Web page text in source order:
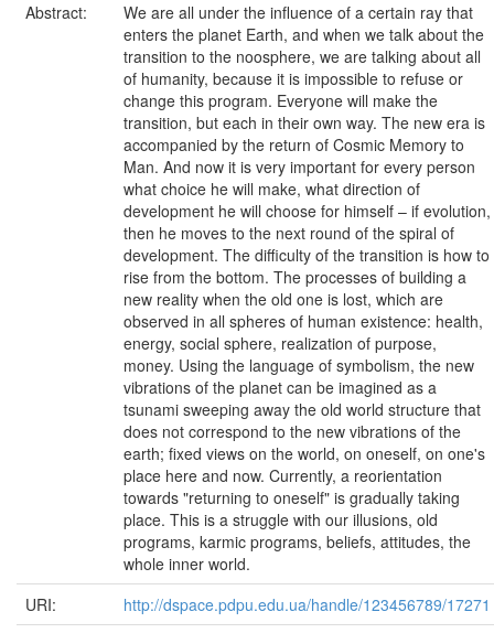
Abstract:
We are all under the influence of a certain ray that
enters the planet Earth, and when we talk about the
transition to the noosphere, we are talking about all
of humanity, because it is impossible to refuse or
change this program. Everyone will make the
transition, but each in their own way. The new era is
accompanied by the return of Cosmic Memory to
Man. And now it is very important for every person
what choice he will make, what direction of
development he will choose for himself – if evolution,
then he moves to the next round of the spiral of
development. The difficulty of the transition is how to
rise from the bottom. The processes of building a
new reality when the old one is lost, which are
observed in all spheres of human existence: health,
energy, social sphere, realization of purpose,
money. Using the language of symbolism, the new
vibrations of the planet can be imagined as a
tsunami sweeping away the old world structure that
does not correspond to the new vibrations of the
earth; fixed views on the world, on oneself, on one's
place here and now. Currently, a reorientation
towards "returning to oneself" is gradually taking
place. This is a struggle with our illusions, old
programs, karmic programs, beliefs, attitudes, the
whole inner world.
URI:
http://dspace.pdpu.edu.ua/handle/123456789/17271